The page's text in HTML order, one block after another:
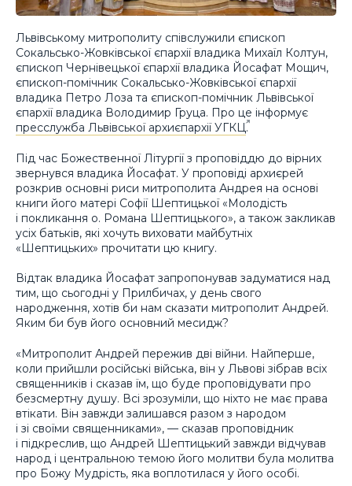
Львівському митрополиту співслужили єпископ
Сокальсько-Жовківської єпархії владика Михаїл Колтун,
єпископ Чернівецької єпархії владика Йосафат Мощич,
єпископ-помічник Сокальсько-Жовківської єпархії
владика Петро Лоза та єпископ-помічник Львівської
єпархії владика Володимир Груца. Про це інформує
пресслужба Львівської архиєпархії УГКЦ.
Під час Божественної Літургії з проповіддю до вірних
звернувся владика Йосафат. У проповіді архиєрей
розкрив основні риси митрополита Андрея на основі
книги його матері Софії Шептицької «Молодість
і покликання о. Романа Шептицького», а також закликав
усіх батьків, які хочуть виховати майбутніх
«Шептицьких» прочитати цю книгу.
Відтак владика Йосафат запропонував задуматися над
тим, що сьогодні у Прилбичах, у день свого
народження, хотів би нам сказати митрополит Андрей.
Яким би був його основний месидж?
«Митрополит Андрей пережив дві війни. Найперше,
коли прийшли російські війська, він у Львові зібрав всіх
священників і сказав їм, що буде проповідувати про
безсмертну душу. Всі зрозуміли, що ніхто не має права
втікати. Він завжди залишався разом з народом
і зі своїми священниками», — сказав проповідник
і підкреслив, що Андрей Шептицький завжди відчував
народ і центральною темою його молитви була молитва
про Божу Мудрість, яка воплотилася у його особі.